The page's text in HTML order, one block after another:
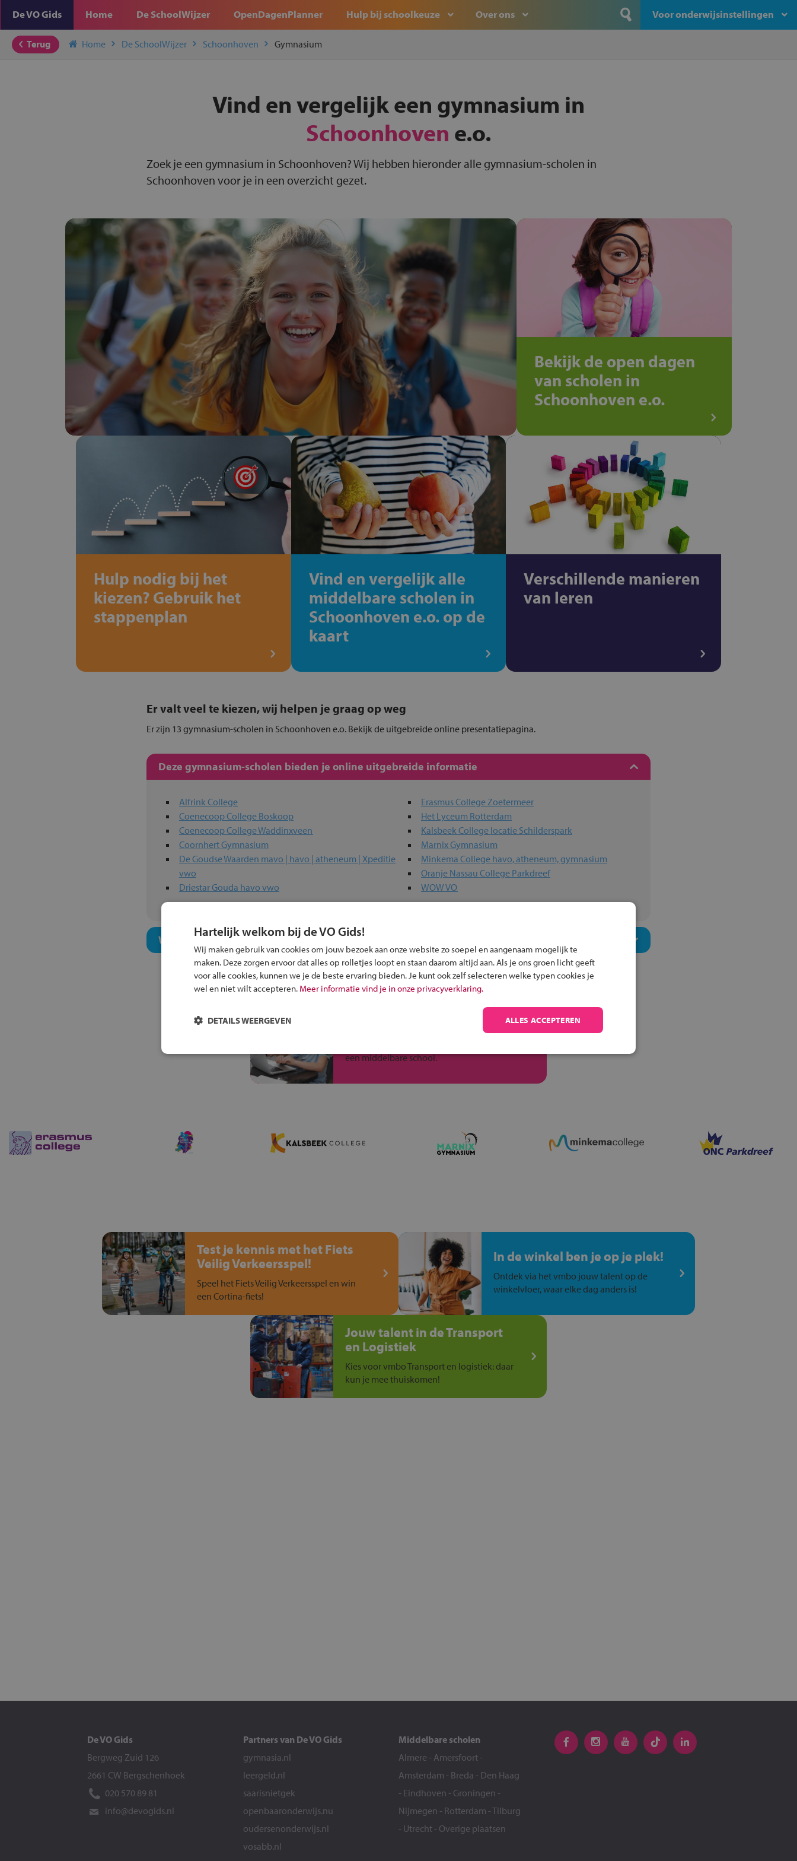
De VO Gids Home De SchoolWijzer OpenDagenPlanner Hulp bij schoolkeuze Over ons Voor onderwijsinstellingen
Terug Home De SchoolWijzer Schoonhoven Gymnasium
Vind en vergelijk een gymnasium in
Schoonhoven e.o.
Zoek je een gymnasium in Schoonhoven? Wij hebben hieronder alle gymnasium-scholen in
Schoonhoven voor je in een overzicht gezet.
Bekijk de open dagen
van scholen in
Schoonhoven e.o.
Hulp nodig bij het
kiezen? Gebruik het
stappenplan
Vind en vergelijk alle
middelbare scholen in
Schoonhoven e.o. op de
kaart
Verschillende manieren
van leren
Er valt veel te kiezen, wij helpen je graag op weg
Er zijn 13 gymnasium-scholen in Schoonhoven e.o. Bekijk de uitgebreide online presentatiepagina.
Deze gymnasium-scholen bieden je online uitgebreide informatie
Alfrink College
Coenecoop College Boskoop
Coenecoop College Waddinxveen
Coornhert Gymnasium
De Goudse Waarden mavo | havo | atheneum | Xpeditie
vwo
Driestar Gouda havo vwo
Erasmus College Zoetermeer
Het Lyceum Rotterdam
Kalsbeek College locatie Schilderspark
Marnix Gymnasium
Minkema College havo, atheneum, gymnasium
Oranje Nassau College Parkdreef
WOW VO
Welk onderwijsconcept past bij jou?
een middelbare school.
Test je kennis met het Fiets
Veilig Verkeersspel!
Speel het Fiets Veilig Verkeersspel en win
een Cortina-fiets!
In de winkel ben je op je plek!
Ontdek via het vmbo jouw talent op de
winkelvloer, waar elke dag anders is!
Jouw talent in de Transport
en Logistiek
Kies voor vmbo Transport en logistiek: daar
kun je mee thuiskomen!
De VO Gids
Bergweg Zuid 126
2661 CW Bergschenhoek
020 570 89 81
info@devogids.nl
Partners van De VO Gids
gymnasia.nl
leergeld.nl
saarisnietgek
openbaaronderwijs.nu
oudersenonderwijs.nl
vosabb.nl
Middelbare scholen
Almere - Amersfoort -
Amsterdam - Breda - Den Haag
- Eindhoven - Groningen -
Nijmegen - Rotterdam -Tilburg
- Utrecht - Overige plaatsen
Hartelijk welkom bij de VO Gids!
Wij maken gebruik van cookies om jouw bezoek aan onze website zo soepel en aangenaam mogelijk te
maken. Deze zorgen ervoor dat alles op rolletjes loopt en staan daarom altijd aan. Als je ons groen licht geeft
voor alle cookies, kunnen we je de beste ervaring bieden. Je kunt ook zelf selecteren welke typen cookies je
wel en niet wilt accepteren. Meer informatie vind je in onze privacyverklaring.
ALLES ACCEPTEREN
DETAILS WEERGEVEN